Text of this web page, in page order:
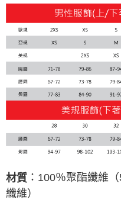
材質 ：100％聚酯纖維
纖維）